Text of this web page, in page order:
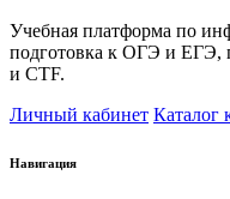
Учебная платформа по
подготовка к ОГЭ и ЕГЭ,
и CTF.
Личный кабинет Каталог
Навигация